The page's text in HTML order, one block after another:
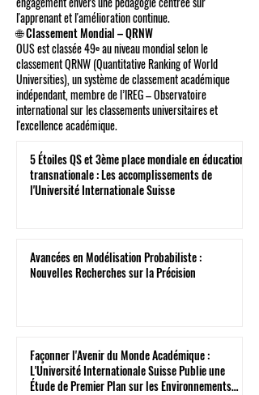
l'apprenant et l'amélioration continue.
🌐 Classement Mondial – QRNW
OUS est classée 49ᵉ au niveau mondial selon le
classement QRNW (Quantitative Ranking of World
Universities), un système de classement académique
indépendant, membre de l’IREG – Observatoire
international sur les classements universitaires et
l'excellence académique.
5 Étoiles QS et 3ème place mondiale en éducation
transnationale : Les accomplissements de
l'Université Internationale Suisse
Avancées en Modélisation Probabiliste :
Nouvelles Recherches sur la Précision
Façonner l'Avenir du Monde Académique :
L'Université Internationale Suisse Publie une
Étude de Premier Plan sur les Environnements